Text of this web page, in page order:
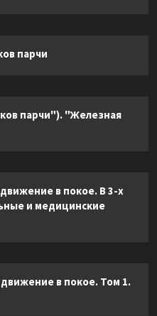
парчи
парчи"). "Железная
в покое. В 3-х
и медицинские
в покое. Том 1.